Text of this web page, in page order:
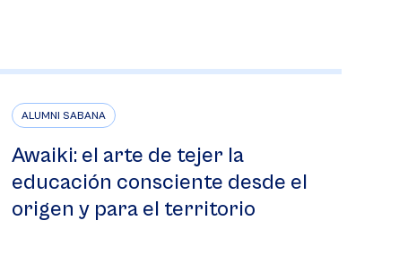
ALUMNI SABANA
Awaiki: el arte de tejer la
educación consciente desde el
origen y para el territorio